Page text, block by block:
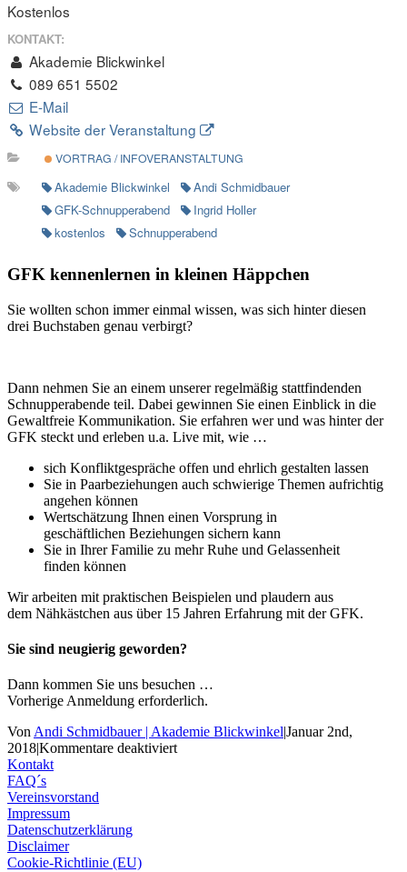
Kostenlos
KONTAKT:
Akademie Blickwinkel
089 651 5502
E-Mail
Website der Veranstaltung
VORTRAG / INFOVERANSTALTUNG
Akademie Blickwinkel
Andi Schmidbauer
GFK-Schnupperabend
Ingrid Holler
kostenlos
Schnupperabend
GFK kennenlernen in kleinen Häppchen
Sie wollten schon immer einmal wissen, was sich hinter diesen
drei Buchstaben genau verbirgt?
Dann nehmen Sie an einem unserer regelmäßig stattfindenden
Schnupperabende teil. Dabei gewinnen Sie einen Einblick in die
Gewaltfreie Kommunikation. Sie erfahren wer und was hinter der
GFK steckt und erleben u.a. Live mit, wie …
sich Konfliktgespräche offen und ehrlich gestalten lassen
Sie in Paarbeziehungen auch schwierige Themen aufrichtig
angehen können
Wertschätzung Ihnen einen Vorsprung in
geschäftlichen Beziehungen sichern kann
Sie in Ihrer Familie zu mehr Ruhe und Gelassenheit
finden können
Wir arbeiten mit praktischen Beispielen und plaudern aus
dem Nähkästchen aus über 15 Jahren Erfahrung mit der GFK.
Sie sind neugierig geworden?
Dann kommen Sie uns besuchen …
Vorherige Anmeldung erforderlich.
VonAndi Schmidbauer | Akademie Blickwinkel|Januar 2nd,
2018|Kommentare deaktiviertfür
Kontakt
FAQ´s
Vereinsvorstand
Impressum
Datenschutzerklärung
Disclaimer
Cookie-Richtlinie (EU)